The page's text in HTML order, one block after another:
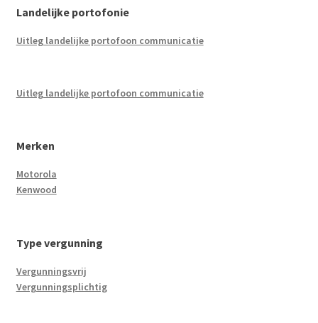
Landelijke portofonie
Uitleg landelijke portofoon communicatie
Uitleg landelijke portofoon communicatie
Merken
Motorola
Kenwood
Type vergunning
Vergunningsvrij
Vergunningsplichtig